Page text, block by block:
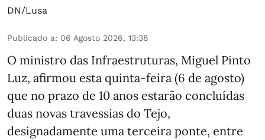
DN/Lusa
Publicado a: 06 Agosto 2026, 13:38
O ministro das Infraestruturas, Miguel Pinto
Luz, afirmou esta quinta-feira (6 de agosto)
que no prazo de 10 anos estarão concluídas
duas novas travessias do Tejo,
designadamente uma terceira ponte, entre